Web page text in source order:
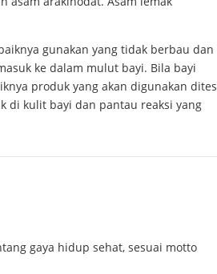
gunakan yang tidak berbau dan
ke dalam mulut bayi. Bila bayi
produk yang akan digunakan dites
di kulit bayi dan pantau reaksi yang
gaya hidup sehat, sesuai motto